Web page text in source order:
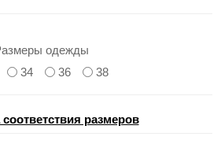
одежды
34 36 38
размеров